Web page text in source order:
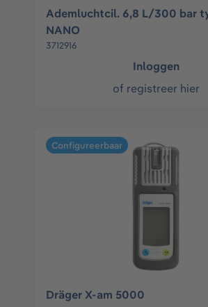
Ademluchtcil. 6,8 L/300 bar
NANO
3712916
Inloggen
of registreer hier
Configureerbaar
Dräger X-am 5000